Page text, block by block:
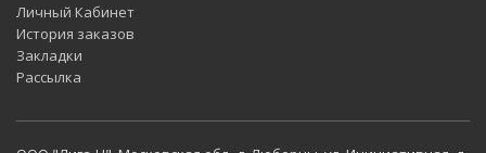
Личный Кабинет
История заказов
Закладки
Рассылка